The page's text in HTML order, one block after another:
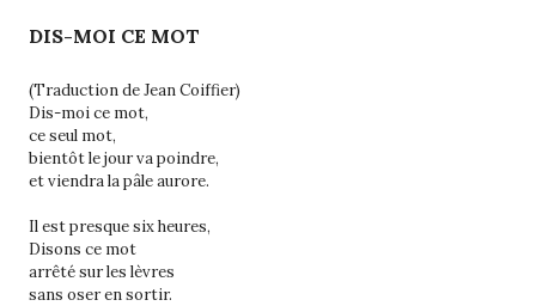
DIS-MOI CE MOT
(Traduction de Jean Coiffier)
Dis-moi ce mot,
ce seul mot,
bientôt le jour va poindre,
et viendra la pâle aurore.
Il est presque six heures,
Disons ce mot
arrêté sur les lèvres
sans oser en sortir.